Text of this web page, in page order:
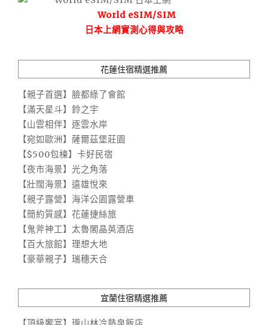
World eSIM/SIM
日本上網實測心得與攻略
花蓮住宿精選推薦
【親子首選】臉都綠了會館
【滿天星斗】鈴之宇
【山雲相伴】逐雲水岸
【宛如歐洲】薩爾茲堡莊園
【$500包棟】卡好民宿
【夜市海景】光之角落
【壯闊海景】遠雄悅來
【親子露營】海洋公園露營車
【簡約質感】花蓮捷絲旅
【鬼斧神工】太魯閣晶英酒店
【百大旅館】理想大地
【豪華親子】瑞穗天合
宜蘭住宿精選推薦